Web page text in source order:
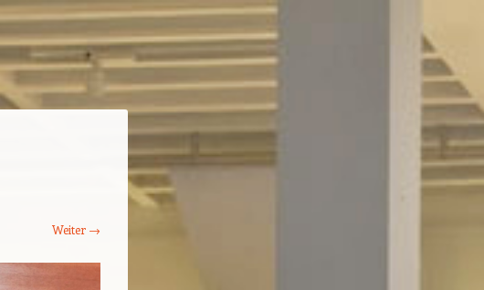
Weiter →